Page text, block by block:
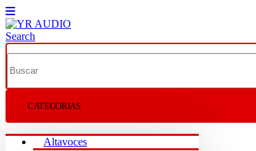
Search
CATEGORIAS
Altavoces